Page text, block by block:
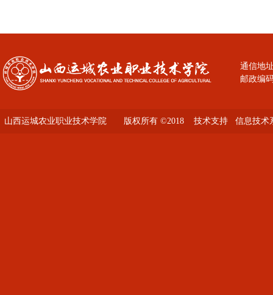
通信地
邮政编
山西运城农业职业技术学院 版权所有 ©2018 技术支持 信息技术